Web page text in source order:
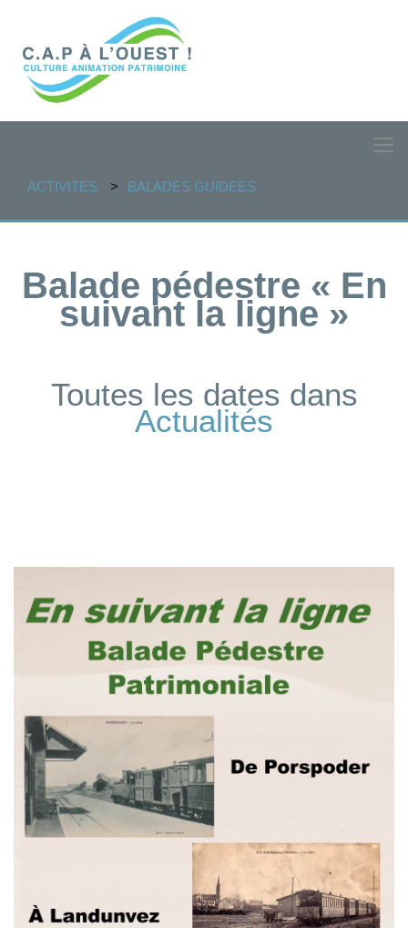
ACTIVITES BALADES GUIDEES
Balade pédestre « En
suivant la ligne »
Toutes les dates dans
Actualités